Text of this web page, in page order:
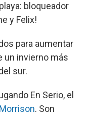
bloqueador
y Felix!
para aumentar
un invierno más
sur.
En Serio, el
. Son